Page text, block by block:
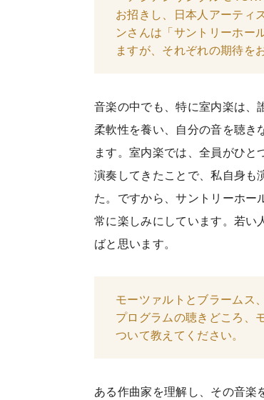
お招きし、日本人アーティ
ンさんは「サントリーホー
ますが、それぞれの期待を
音楽の中でも、特に室内楽は、
柔軟性を養い、自分の音を聴き
ます。室内楽では、全員がひ
演奏してきたことで、私自身も
た。ですから、サントリーホ
常に楽しみにしています。若い
ばと思います。
モーツァルトとブラームス
プログラムの聴きどころ、
ついて教えてください。
ある作曲家を理解し、その音